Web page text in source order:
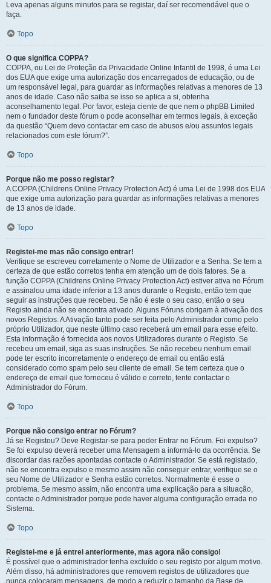
Leva apenas alguns minutos para se registar, daí ser recomendável que o
faça.
Topo
O que significa COPPA?
COPPA, ou Lei de Proteção da Privacidade Online Infantil de 1998, é uma Lei
dos EUA que exige uma autorização dos encarregados de educação, ou de
um responsável legal, para guardar as informações relativas a menores de 13
anos de idade. Caso não saiba se isso se aplica a si, obtenha
aconselhamento legal. Por favor, esteja ciente de que nem o phpBB Limited
nem o fundador deste fórum o pode aconselhar em termos legais, à exceção
da questão “Quem devo contactar em caso de abusos e/ou assuntos legais
relacionados com este fórum?”.
Topo
Porque não me posso registar?
A COPPA (Childrens Online Privacy Protection Act) é uma Lei de 1998 dos EUA
que exige uma autorização para guardar as informações relativas a menores
de 13 anos de idade.
Topo
Registei-me mas não consigo entrar!
Verifique se escreveu corretamente o Nome de Utilizador e a Senha. Se tem a
certeza de que estão corretos tenha em atenção um de dois fatores. Se a
função COPPA (Childrens Online Privacy Protection Act) estiver ativa no Fórum
e assinalou uma idade inferior a 13 anos durante o Registo, então tem que
seguir as instruções que recebeu. Se não é este o seu caso, então o seu
Registo ainda não se encontra ativado. Alguns Fóruns obrigam à ativação dos
novos Registos. A Ativação tanto pode ser feita pelo Administrador como pelo
próprio Utilizador, que neste último caso receberá um email para esse efeito.
Esta informação é fornecida aos novos Utilizadores durante o Registo. Se
recebeu um email, siga as suas instruções. Se não recebeu nenhum email
pode ter escrito incorretamente o endereço de email ou então está
considerado como spam pelo seu cliente de email. Se tem certeza que o
endereço de email que forneceu é válido e correto, tente contactar o
Administrador do Fórum.
Topo
Porque não consigo entrar no Fórum?
Já se Registou? Deve Registar-se para poder Entrar no Fórum. Foi expulso?
Se foi expulso deverá receber uma Mensagem a informá-lo da ocorrência. Se
discordar das razões apontadas contacte o Administrador. Se está registado,
não se encontra expulso e mesmo assim não conseguir entrar, verifique se o
seu Nome de Utilizador e Senha estão corretos. Normalmente é esse o
problema. Se mesmo assim, não encontra uma explicação para a situação,
contacte o Administrador porque pode haver alguma configuração errada no
Sistema.
Topo
Registei-me e já entrei anteriormente, mas agora não consigo!
É possível que o administrador tenha excluído o seu registo por algum motivo.
Além disso, há administradores que removem registos de utilizadores que
nunca colocaram mensagens, de modo a reduzir o tamanho da Base de